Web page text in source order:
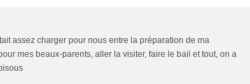
assez charger pour nous entre la préparation de ma
mes beaux-parents, aller la visiter, faire le bail et tout, on a